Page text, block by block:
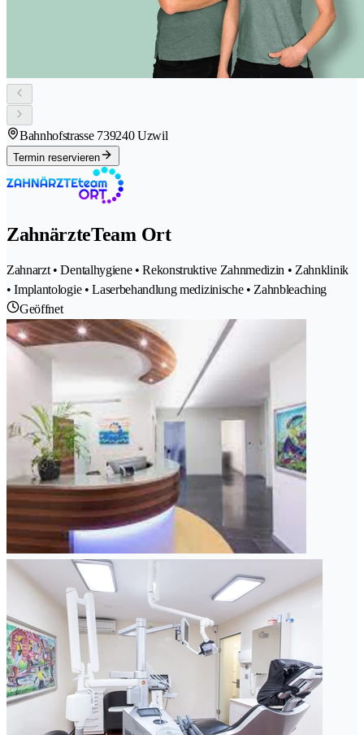
Bahnhofstrasse 739240 Uzwil
Termin reservieren
ZahnärzteTeam Ort
Zahnarzt • Dentalhygiene • Rekonstruktive Zahnmedizin • Zahnklinik
• Implantologie • Laserbehandlung medizinische • Zahnbleaching
Geöffnet